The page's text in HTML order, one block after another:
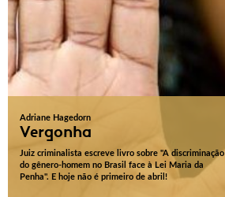
Adriane Hagedorn
Vergonha
Juiz criminalista escreve livro sobre "A discriminação
do gênero-homem no Brasil face à Lei Maria da
Penha". E hoje não é primeiro de abril!